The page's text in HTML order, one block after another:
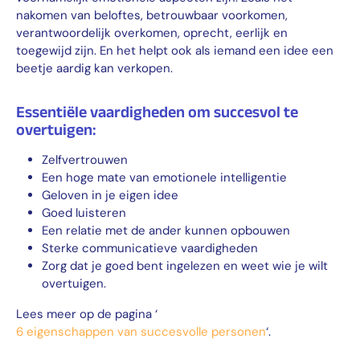
nakomen van beloftes, betrouwbaar voorkomen,
verantwoordelijk overkomen, oprecht, eerlijk en
toegewijd zijn. En het helpt ook als iemand een idee een
beetje aardig kan verkopen.
Essentiële vaardigheden om succesvol te
overtuigen:
Zelfvertrouwen
Een hoge mate van emotionele intelligentie
Geloven in je eigen idee
Goed luisteren
Een relatie met de ander kunnen opbouwen
Sterke communicatieve vaardigheden
Zorg dat je goed bent ingelezen en weet wie je wilt
overtuigen.
Lees meer op de pagina ‘
6 eigenschappen van succesvolle personen‘.